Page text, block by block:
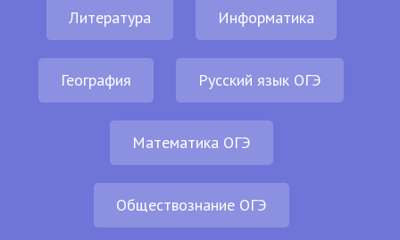
Литература Информатика
География Русский язык ОГЭ
Математика ОГЭ
Обществознание ОГЭ